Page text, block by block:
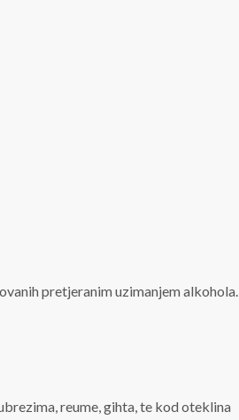
pretjeranim uzimanjem alkohola.
reume, gihta, te kod oteklina